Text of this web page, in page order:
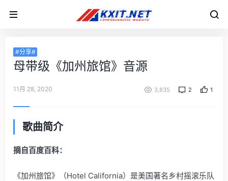
#分享#
母带级《加州旅馆》音源
11月 28, 2020 3,835 2 1
歌曲简介
摘自百度百科：
《加州旅馆》（Hotel California）是美国著名乡村摇滚乐队